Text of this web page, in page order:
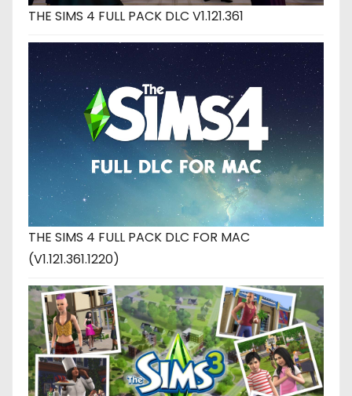
THE SIMS 4 FULL PACK DLC V1.121.361
THE SIMS 4 FULL PACK DLC FOR MAC
(V1.121.361.1220)